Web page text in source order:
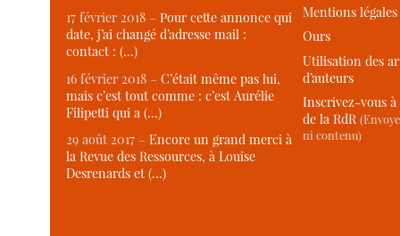
17 février 2018 –Pour cette annonce qui
date, j’ai changé d’adresse mail :
contact : (…)
16 février 2018 –C’était même pas lui,
mais c’est tout comme : c’est Aurélie
Filipetti qui a (…)
29 août 2017 –Encore un grand merci à
la Revue des Ressources, à Louise
Desrenards et (…)
Mentions légales
Ours
Utilisation des
d’auteurs
Inscrivez-vous
de la RdR
ni contenu)